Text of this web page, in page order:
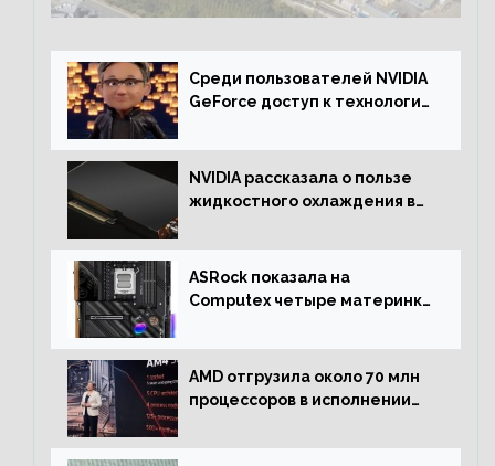
Среди пользователей NVIDIA
GeForce доступ к технологии
NVIDIA рассказала о пользе
жидкостного охлаждения в
ASRock показала на
Computex четыре материнки
включая модели Taichi
AMD отгрузила около 70 млн
процессоров в исполнении